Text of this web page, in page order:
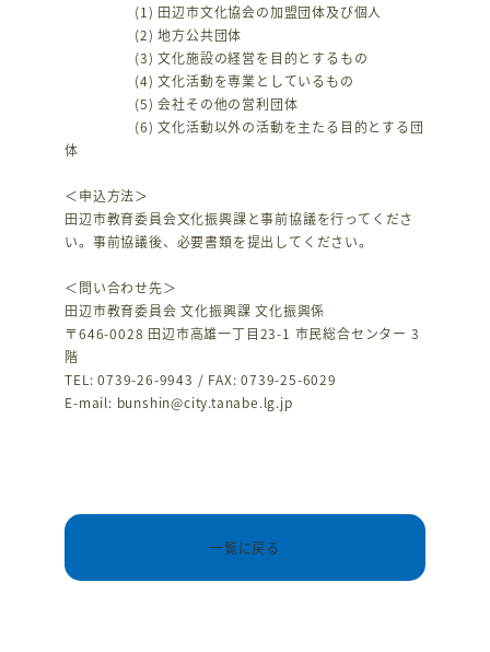
(1) 田辺市文化協会の加盟団体及び個人
(2) 地方公共団体
(3) 文化施設の経営を目的とするもの
(4) 文化活動を専業としているもの
(5) 会社その他の営利団体
(6) 文化活動以外の活動を主たる目的とする団
体
＜申込方法＞
田辺市教育委員会文化振興課と事前協議を行ってくださ
い。事前協議後、必要書類を提出してください。
＜問い合わせ先＞
田辺市教育委員会 文化振興課 文化振興係
〒646-0028 田辺市高雄一丁目23-1 市民総合センター 3
階
TEL: 0739-26-9943 / FAX: 0739-25-6029
E-mail: bunshin@city.tanabe.lg.jp
一覧に戻る